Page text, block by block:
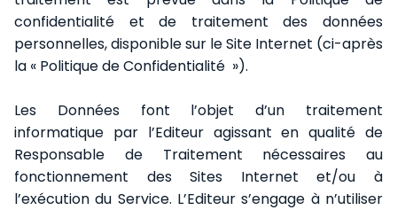
confidentialité et de traitement des données
personnelles, disponible sur le Site Internet (ci-après
la « Politique de Confidentialité »).
Les Données font l’objet d’un traitement
informatique par l’Editeur agissant en qualité de
Responsable de Traitement nécessaires au
fonctionnement des Sites Internet et/ou à
l’exécution du Service. L’Editeur s’engage à n’utiliser